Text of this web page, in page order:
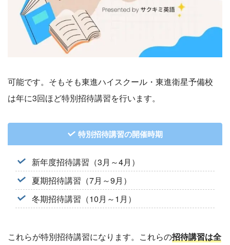
可能です。そもそも東進ハイスクール・東進衛星予備校
は年に3回ほど特別招待講習を行います。
特別招待講習の開催時期
新年度招待講習（3月～4月）
夏期招待講習（7月～9月）
冬期招待講習（10月～1月）
これらが特別招待講習になります。これらの招待講習は全